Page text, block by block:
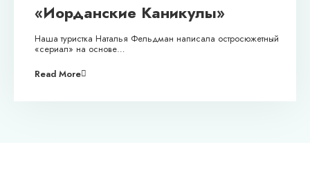
«Иорданские Каникулы»
Наша туристка Наталья Фельдман написала остросюжетный
«сериал» на основе…
Read More